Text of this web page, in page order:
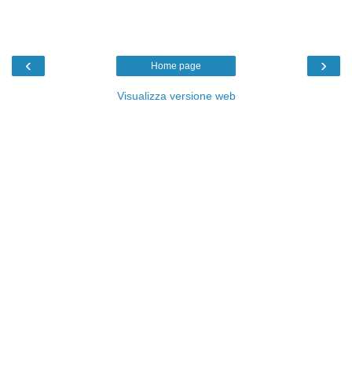
‹ ›
Home page
Visualizza versione web